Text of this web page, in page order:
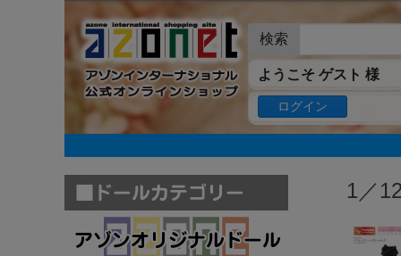
検索
ようこそ ゲスト 様
ログイン
1／